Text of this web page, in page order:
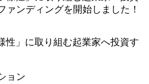
性」に取り組む起業家へ投資す
ョン